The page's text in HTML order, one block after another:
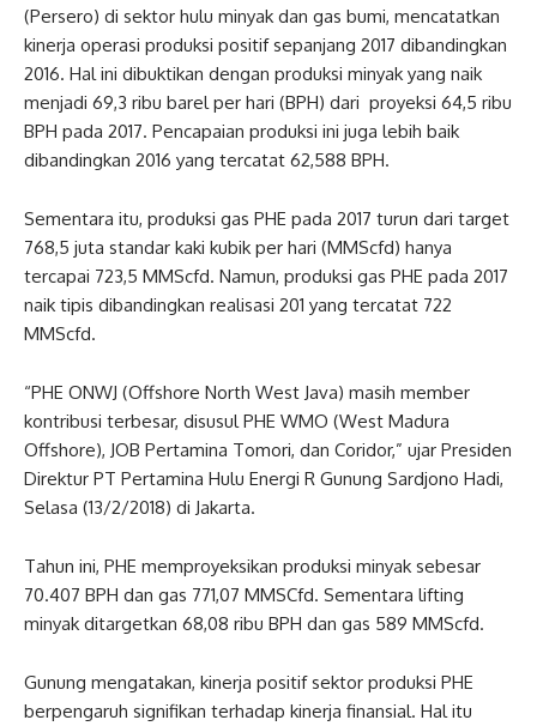
(Persero) di sektor hulu minyak dan gas bumi, mencatatkan
kinerja operasi produksi positif sepanjang 2017 dibandingkan
2016. Hal ini dibuktikan dengan produksi minyak yang naik
menjadi 69,3 ribu barel per hari (BPH) dari proyeksi 64,5 ribu
BPH pada 2017. Pencapaian produksi ini juga lebih baik
dibandingkan 2016 yang tercatat 62,588 BPH.
Sementara itu, produksi gas PHE pada 2017 turun dari target
768,5 juta standar kaki kubik per hari (MMScfd) hanya
tercapai 723,5 MMScfd. Namun, produksi gas PHE pada 2017
naik tipis dibandingkan realisasi 201 yang tercatat 722
MMScfd.
“PHE ONWJ (Offshore North West Java) masih member
kontribusi terbesar, disusul PHE WMO (West Madura
Offshore), JOB Pertamina Tomori, dan Coridor,” ujar Presiden
Direktur PT Pertamina Hulu Energi R Gunung Sardjono Hadi,
Selasa (13/2/2018) di Jakarta.
Tahun ini, PHE memproyeksikan produksi minyak sebesar
70.407 BPH dan gas 771,07 MMSCfd. Sementara lifting
minyak ditargetkan 68,08 ribu BPH dan gas 589 MMScfd.
Gunung mengatakan, kinerja positif sektor produksi PHE
berpengaruh signifikan terhadap kinerja finansial. Hal itu